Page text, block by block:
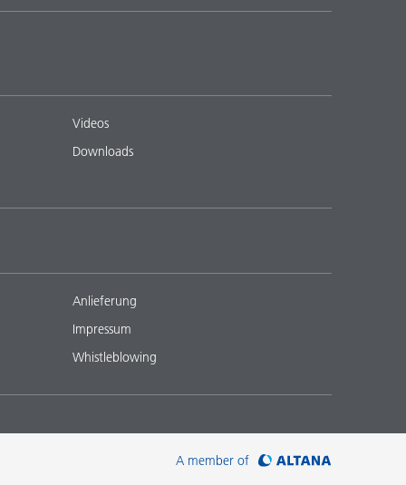
Videos
Downloads
Anlieferung
Impressum
Whistleblowing
A member of